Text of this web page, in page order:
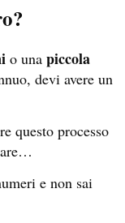
o una piccola
devi avere un
questo processo
e non sai